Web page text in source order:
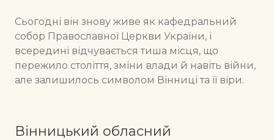
Сьогодні він знову живе як кафедральний
собор Православної Церкви України, і
всередині відчувається тиша місця, що
пережило століття, зміни влади й навіть війни,
але залишилось символом Вінниці та її віри.
Вінницький обласний